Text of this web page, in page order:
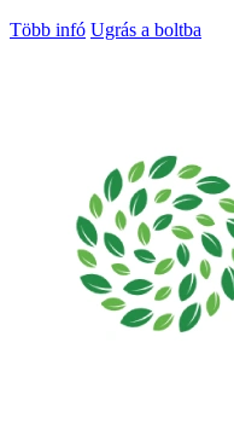
Több infó Ugrás a boltba